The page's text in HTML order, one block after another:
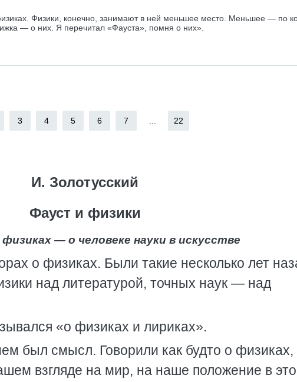
Физики, конечно, занимают в ней меньшее место. Меньшее — по
— о них. Я перечитал «Фауста», помня о них».
3 4 5 6 7 22
И. Золотусский
Фауст и физики
физиках — о человеке науки в искусстве
о физиках. Были такие несколько лет
над литературой, точных наук — над
«о физиках и лириках».
был смысл. Говорили как будто о физиках,
взгляде на мир, на наше положение в